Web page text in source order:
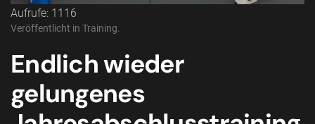
Aufrufe: 1116
Veröffentlicht in Training.
Endlich wieder
gelungenes